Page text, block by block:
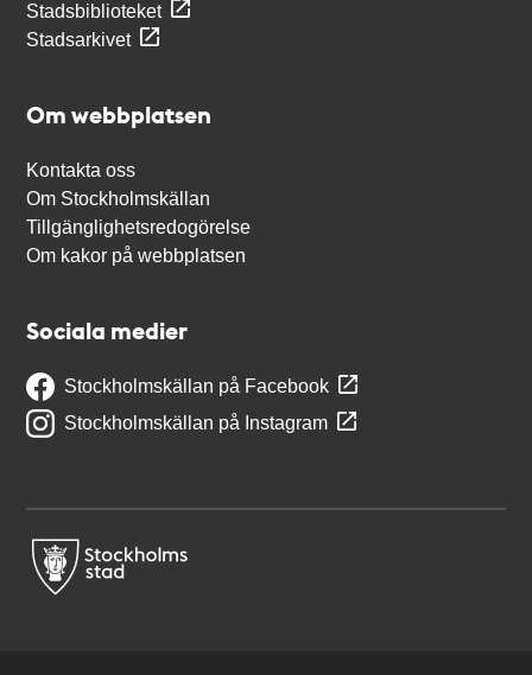
Stadsbiblioteket
Stadsarkivet
Om webbplatsen
Kontakta oss
Om Stockholmskällan
Tillgänglighetsredogörelse
Om kakor på webbplatsen
Sociala medier
Stockholmskällan på Facebook
Stockholmskällan på Instagram